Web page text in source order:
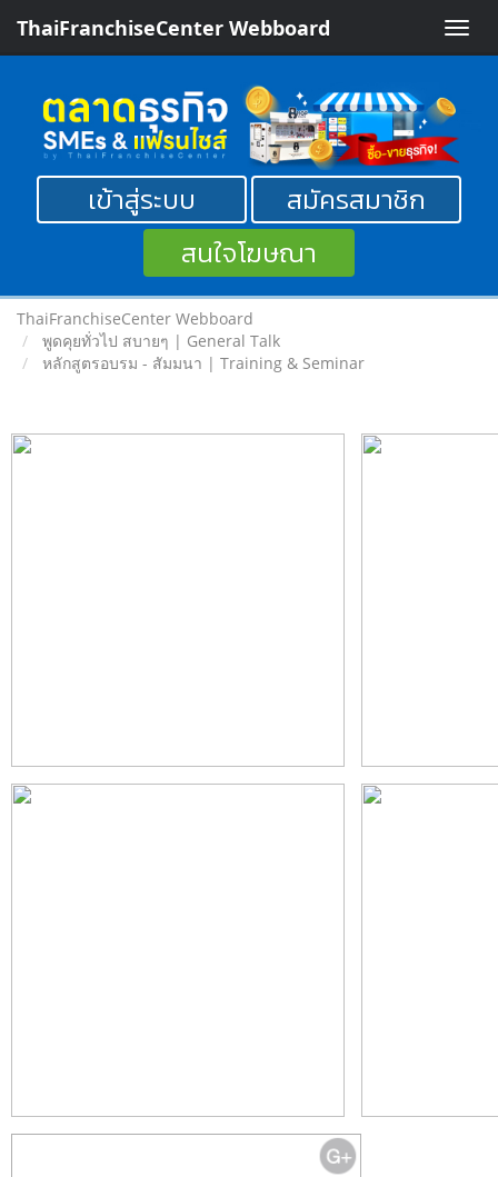
Toggle
ThaiFranchiseCenter Webboard
เข้าสู่ระบบ
สมัครสมาชิก
สนใจโฆษณา
ThaiFranchiseCenter Webboard
พูดคุยทั่วไป สบายๆ | General Talk
หลักสูตรอบรม - สัมมนา | Training & Seminar